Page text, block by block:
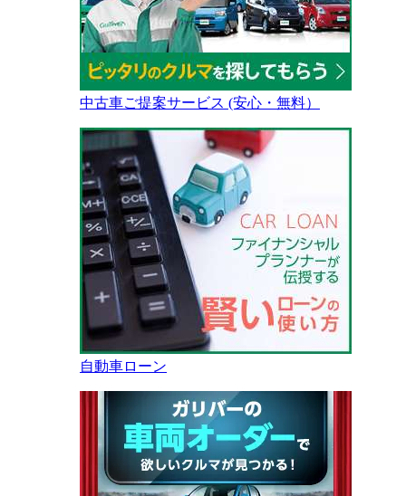
中古車ご提案サービス (安心・無料）
自動車ローン